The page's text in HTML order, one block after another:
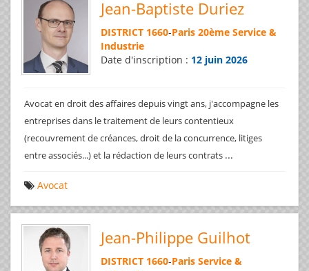
Jean-Baptiste Duriez
DISTRICT 1660-Paris 20ème Service &
Industrie
Date d'inscription : 12 juin 2026
Avocat en droit des affaires depuis vingt ans, j'accompagne les
entreprises dans le traitement de leurs contentieux
(recouvrement de créances, droit de la concurrence, litiges
entre associés...) et la rédaction de leurs contrats ...
Avocat
Jean-Philippe Guilhot
DISTRICT 1660-Paris Service &